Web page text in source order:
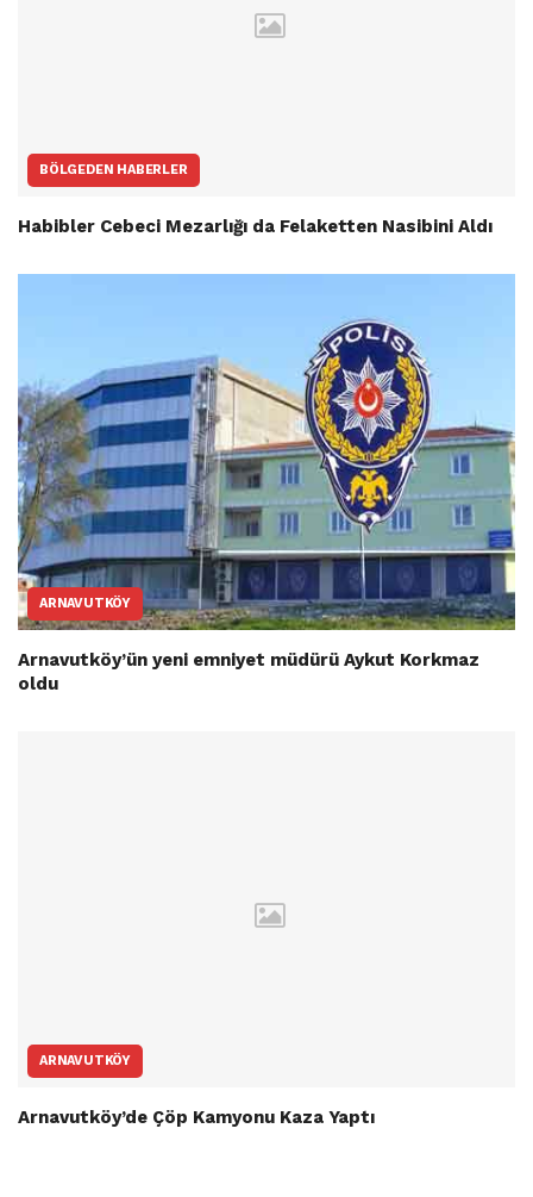
BÖLGEDEN HABERLER
Habibler Cebeci Mezarlığı da Felaketten Nasibini Aldı
ARNAVUTKÖY
Arnavutköy’ün yeni emniyet müdürü Aykut Korkmaz
oldu
ARNAVUTKÖY
Arnavutköy’de Çöp Kamyonu Kaza Yaptı